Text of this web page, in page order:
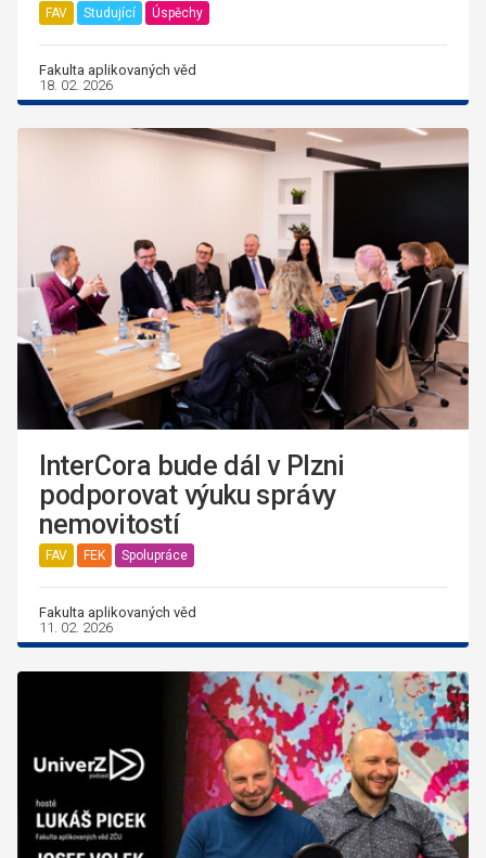
FAV Studující Úspěchy
Fakulta aplikovaných věd
18. 02. 2026
InterCora bude dál v Plzni
podporovat výuku správy
nemovitostí
FAV FEK Spolupráce
Fakulta aplikovaných věd
11. 02. 2026